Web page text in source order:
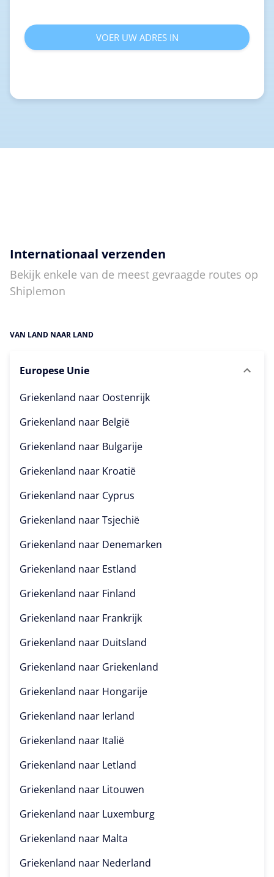
VOER UW ADRES IN
Internationaal verzenden
Bekijk enkele van de meest gevraagde routes op
Shiplemon
VAN LAND NAAR LAND
Europese Unie
Griekenland naar Oostenrijk
Griekenland naar België
Griekenland naar Bulgarije
Griekenland naar Kroatië
Griekenland naar Cyprus
Griekenland naarTsjechië
Griekenland naar Denemarken
Griekenland naar Estland
Griekenland naar Finland
Griekenland naar Frankrijk
Griekenland naar Duitsland
Griekenland naar Griekenland
Griekenland naar Hongarije
Griekenland naar Ierland
Griekenland naar Italië
Griekenland naar Letland
Griekenland naar Litouwen
Griekenland naar Luxemburg
Griekenland naar Malta
Griekenland naar Nederland